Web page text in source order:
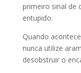
primeiro sinal de
entupido.
Quando
nunca utilize
desobstruir o